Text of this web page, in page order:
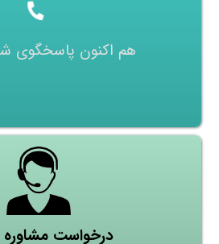
هم اکنون پاسخگوی
درخواست مشاوره